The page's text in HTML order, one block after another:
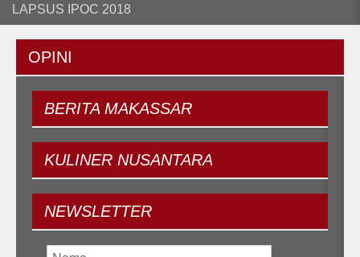
LAPSUS IPOC 2018
OPINI
BERITA MAKASSAR
KULINER NUSANTARA
NEWSLETTER